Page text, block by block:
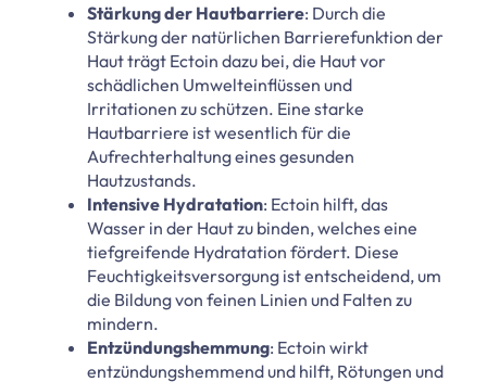
Stärkung der Hautbarriere: Durch die
Stärkung der natürlichen Barrierefunktion der
Haut trägt Ectoin dazu bei, die Haut vor
schädlichen Umwelteinflüssen und
Irritationen zu schützen. Eine starke
Hautbarriere ist wesentlich für die
Aufrechterhaltung eines gesunden
Hautzustands.
Intensive Hydratation: Ectoin hilft, das
Wasser in der Haut zu binden, welches eine
tiefgreifende Hydratation fördert. Diese
Feuchtigkeitsversorgung ist entscheidend, um
die Bildung von feinen Linien und Falten zu
mindern.
Entzündungshemmung: Ectoin wirkt
entzündungshemmend und hilft, Rötungen und